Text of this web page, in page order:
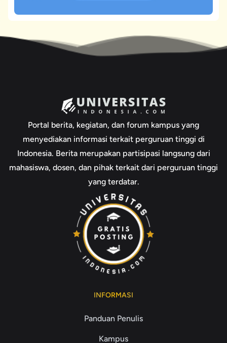
Portal berita, kegiatan, dan forum kampus yang
menyediakan informasi terkait perguruan tinggi di
Indonesia. Berita merupakan partisipasi langsung dari
mahasiswa, dosen, dan pihak terkait dari perguruan tinggi
yang terdatar.
INFORMASI
Panduan Penulis
Kampus